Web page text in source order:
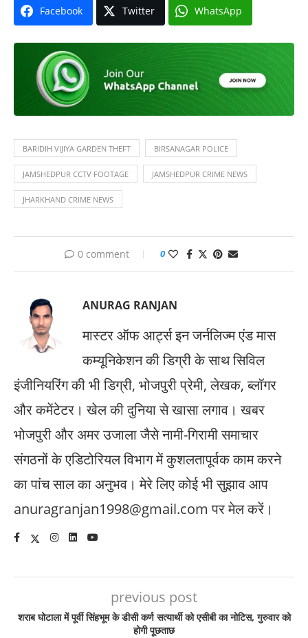
Facebook Twitter WhatsApp
BARIDIH VIJIYA GARDEN THEFT BIRSANAGAR POLICE
JAMSHEDPUR CCTV FOOTAGE JAMSHEDPUR CRIME NEWS
JHARKHAND CRIME NEWS
0 comment 0
ANURAG RANJAN
मास्टर ऑफ आर्ट्स इन जर्नलिज्म एंड मास
कम्यूनिकेशन की डिग्री के साथ सिविल
इंजीनियरिंग की भी डिग्री, भोजपुरी प्रेमी, लेखक, ब्लॉगर
और कमेंटेटर। खेल की दुनिया से खासा लगाव। खबर
भोजपुरी और अमर उजाला जैसे नामी-गिरामी समाचार
संगठनों के एडिटोरियल विभाग में कुशलतापूर्वक काम करने
का पांच साल का अनुभव। मेरे लिए कोई भी सुझाव आप
anuragranjan1998@gmail.com पर मेल करें।
previous post
शराब घोटाला में पूर्वी सिंहभूम के डीसी कर्ण सत्यार्थी को एसीबी का नोटिस, गुरुवार को
होगी पूछताछ